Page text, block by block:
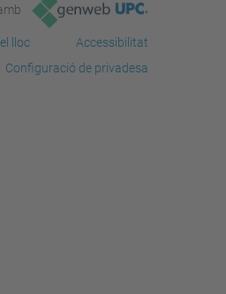
lloc
Accessibilitat
Configuració de privadesa